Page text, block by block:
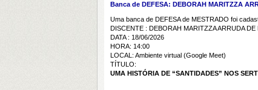
Banca de DEFESA: DEBORAH MARITZZA
Uma banca de DEFESA de MESTRADO foi
DISCENTE : DEBORAH MARITZZA ARRUDA DE
DATA : 18/06/2026
HORA: 14:00
LOCAL: Ambiente virtual (Google Meet)
TÍTULO:
UMA HISTÓRIA DE “SANTIDADES” NOS